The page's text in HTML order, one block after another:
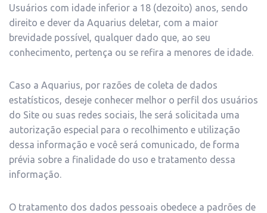
Usuários com idade inferior a 18 (dezoito) anos, sendo
direito e dever da Aquarius deletar, com a maior
brevidade possível, qualquer dado que, ao seu
conhecimento, pertença ou se refira a menores de idade.
Caso a Aquarius, por razões de coleta de dados
estatísticos, deseje conhecer melhor o perfil dos usuários
do Site ou suas redes sociais, lhe será solicitada uma
autorização especial para o recolhimento e utilização
dessa informação e você será comunicado, de forma
prévia sobre a finalidade do uso e tratamento dessa
informação.
O tratamento dos dados pessoais obedece a padrões de